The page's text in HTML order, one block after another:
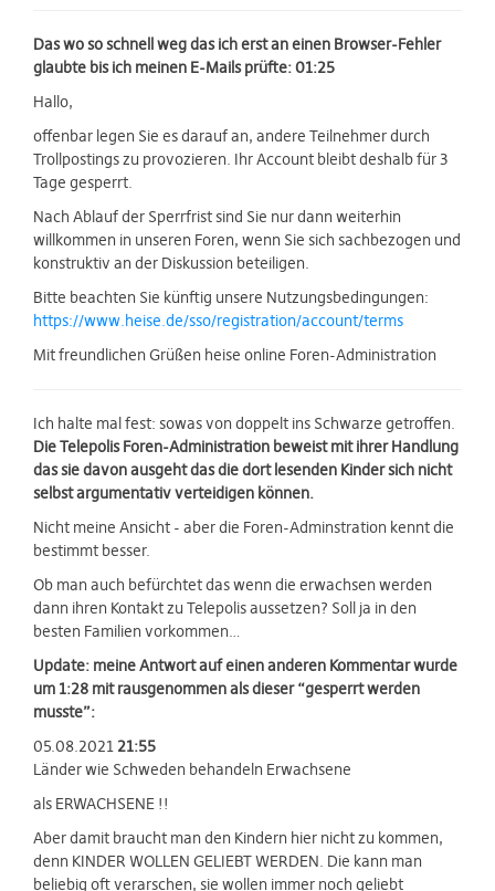
Das wo so schnell weg das ich erst an einen Browser-Fehler
glaubte bis ich meinen E-Mails prüfte: 01:25
Hallo,
offenbar legen Sie es darauf an, andere Teilnehmer durch
Trollpostings zu provozieren. Ihr Account bleibt deshalb für 3
Tage gesperrt.
Nach Ablauf der Sperrfrist sind Sie nur dann weiterhin
willkommen in unseren Foren, wenn Sie sich sachbezogen und
konstruktiv an der Diskussion beteiligen.
Bitte beachten Sie künftig unsere Nutzungsbedingungen:
https://www.heise.de/sso/registration/account/terms
Mit freundlichen Grüßen heise online Foren-Administration
Ich halte mal fest: sowas von doppelt ins Schwarze getroffen.
Die Telepolis Foren-Administration beweist mit ihrer Handlung
das sie davon ausgeht das die dort lesenden Kinder sich nicht
selbst argumentativ verteidigen können.
Nicht meine Ansicht - aber die Foren-Adminstration kennt die
bestimmt besser.
Ob man auch befürchtet das wenn die erwachsen werden
dann ihren Kontakt zu Telepolis aussetzen? Soll ja in den
besten Familien vorkommen…
Update: meine Antwort auf einen anderen Kommentar wurde
um 1:28 mit rausgenommen als dieser “gesperrt werden
musste”:
05.08.2021 21:55
Länder wie Schweden behandeln Erwachsene
als ERWACHSENE !!
Aber damit braucht man den Kindern hier nicht zu kommen,
denn KINDER WOLLEN GELIEBT WERDEN. Die kann man
beliebig oft verarschen, sie wollen immer noch geliebt